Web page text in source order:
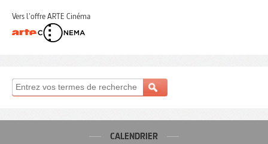
Vers l'offre ARTE Cinéma
CALENDRIER